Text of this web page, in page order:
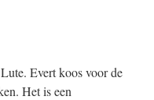
Evert koos voor de
Het is een